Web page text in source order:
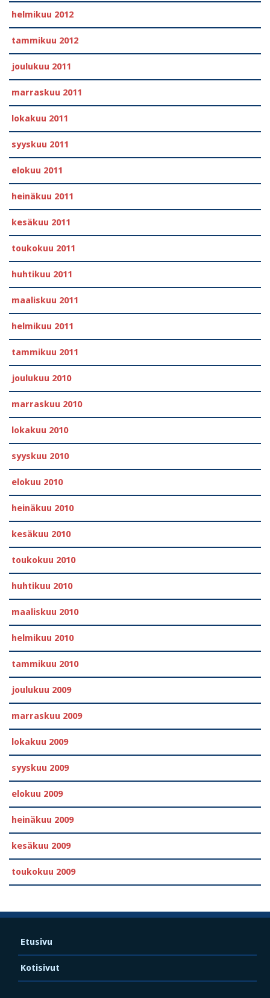
helmikuu 2012
tammikuu 2012
joulukuu 2011
marraskuu 2011
lokakuu 2011
syyskuu 2011
elokuu 2011
heinäkuu 2011
kesäkuu 2011
toukokuu 2011
huhtikuu 2011
maaliskuu 2011
helmikuu 2011
tammikuu 2011
joulukuu 2010
marraskuu 2010
lokakuu 2010
syyskuu 2010
elokuu 2010
heinäkuu 2010
kesäkuu 2010
toukokuu 2010
huhtikuu 2010
maaliskuu 2010
helmikuu 2010
tammikuu 2010
joulukuu 2009
marraskuu 2009
lokakuu 2009
syyskuu 2009
elokuu 2009
heinäkuu 2009
kesäkuu 2009
toukokuu 2009
Etusivu
Kotisivut